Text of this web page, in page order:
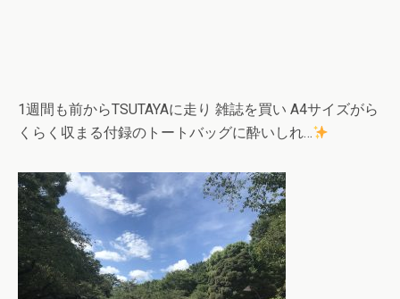
1週間も前からTSUTAYAに走り 雑誌を買い A4サイズがら
くらく収まる付録のトートバッグに酔いしれ…